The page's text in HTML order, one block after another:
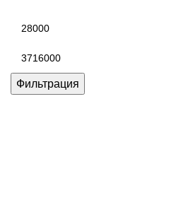
Фильтрация